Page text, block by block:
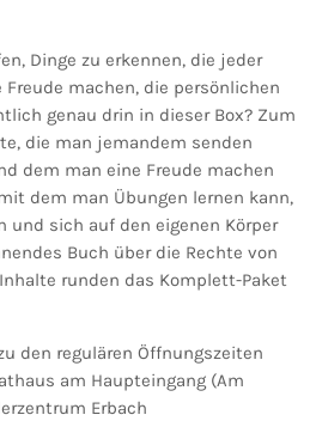
Dinge zu erkennen, die jeder
machen, die persönlichen
genau drin in dieser Box? Zum
die man jemandem senden
dem man eine Freude machen
dem man Übungen lernen kann,
und sich auf den eigenen Körper
Buch über die Rechte von
runden das Komplett-Paket
den regulären Öffnungszeiten
am Haupteingang (Am
Erbach